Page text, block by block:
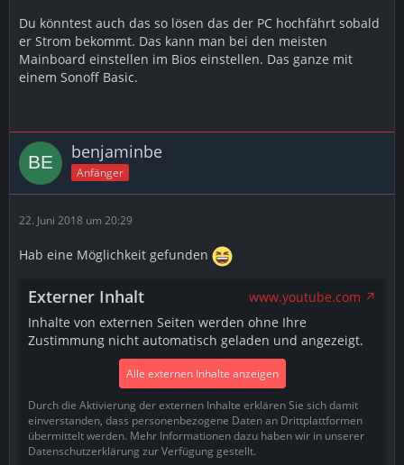
Du könntest auch das so lösen das der PC hochfährt sobald
er Strom bekommt. Das kann man bei den meisten
Mainboard einstellen im Bios einstellen. Das ganze mit
einem Sonoff Basic.
benjaminbe
Anfänger
22. Juni 2018 um 20:29
Hab eine Möglichkeit gefunden
Externer Inhalt
www.youtube.com
Inhalte von externen Seiten werden ohne Ihre
Zustimmung nicht automatisch geladen und angezeigt.
Alle externen Inhalte anzeigen
Durch die Aktivierung der externen Inhalte erklären Sie sich damit
einverstanden, dass personenbezogene Daten an Drittplattformen
übermittelt werden. Mehr Informationen dazu haben wir in unserer
Datenschutzerklärung zur Verfügung gestellt.